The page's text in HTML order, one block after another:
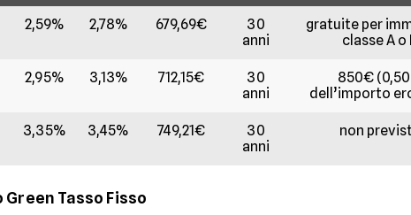
2,59% 2,78% 679,69€
30
anni
gratuite per
classe A o
2,95% 3,13% 712,15€
30
anni
850€
dell’importo
3,35% 3,45% 749,21€
30
anni
non
Tasso Fisso